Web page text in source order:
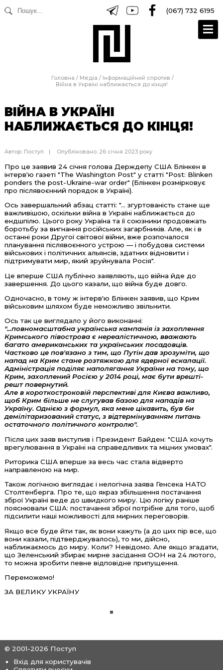
(067) 732 6195
Головна / Медіа / Інформаційний спротив /
Війна в Україні наближається до кінця!
ВІЙНА В УКРАЇНІ
НАБЛИЖАЄТЬСЯ ДО КІНЦЯ!
Автор: Поступ Опубліковано: 26 січня 2023 року
Про це заявив 24 січня голова Держдепу США Блінкен в
інтерв'ю газеті "The Washington Post" у статті "Post: Blinken
ponders the post-Ukraine-war order" (Блінкен розмірковує
про післявоєнний порядок в Україні).
Ось завершальний абзац статті: "... згуртованість стане ще
важливішою, оскільки війна в Україні наближається до
ендшпілю. Цього року Україна та її союзники продовжать
боротьбу за вигнання російських загарбників. Але, як і в
останні роки Другої світової війни, вже розпочалося
планування післявоєнного устрою — і побудова системи
військових і політичних альянсів, здатних відновити і
підтримувати мир, який зруйнувала Росія".
Це вперше США публічно заявляють, що війна йде до
завершення. До цього казали, що війна буде довго.
Одночасно, в тому ж інтерв'ю Блінкен заявив, що Крим
військовим шляхом буде неможливо звільнити.
Ось так це виглядало у його виконанні:
"...повномасштабна українська кампанія із захоплення
Кримського півострова є нереалістичною, вважають
багато американських та українських посадовців.
Частково це пов'язано з тим, що Путін дав зрозуміти, що
напад на Крим стане розтяжкою для ядерної ескалації.
Адміністрація поділяє наполягання України на тому, що
Крим, захоплений Росією у 2014 році, має бути врешті-
решт повернутий.
Але в короткостроковій перспективі для Києва важливо,
щоб Крим більше не слугував базою для нападів на
Україну. Однією з формул, яка мене цікавить, був би
демілітаризований статус, з відтермінуванням питань
остаточного політичного контролю".
Після цих заяв виступив і Президент Байден: "США хочуть
врегулювання в Україні на справедливих та міцних умовах".
Риторика США вперше за весь час стала відверто
направленою на мир.
Також логічною виглядає і нелогічна заява Генсека НАТО
Столтенберга. Про те, що якраз збільшення постачання
зброї Україні веде до швидкого миру. Цю логіку раніше
пояснювали США: постачання зброї потрібне для того, щоб
підсилити наші можливості для мирних переговорів.
Якщо все буде йти так, як вони кажуть (а до цих пір все, що
вони казали, підтверджувалось), то ми, дійсно,
наближаємось до миру. Коли? Невідомо. Але якщо згадати,
що Зеленський збирає мирне засідання ООН на 24 лютого,
то можна зробити певне відповідне припущення.
Переможемо!
ЗА ВЕЛИКУ УКРАЇНУ
© 2001-2026 Поступ
Вхід для користувачів